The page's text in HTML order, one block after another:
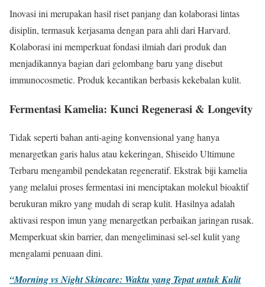
Inovasi ini merupakan hasil riset panjang dan kolaborasi lintas
disiplin, termasuk kerjasama dengan para ahli dari Harvard.
Kolaborasi ini memperkuat fondasi ilmiah dari produk dan
menjadikannya bagian dari gelombang baru yang disebut
immunocosmetic. Produk kecantikan berbasis kekebalan kulit.
Fermentasi Kamelia: Kunci Regenerasi & Longevity
Tidak seperti bahan anti-aging konvensional yang hanya
menargetkan garis halus atau kekeringan, Shiseido Ultimune
Terbaru mengambil pendekatan regeneratif. Ekstrak biji kamelia
yang melalui proses fermentasi ini menciptakan molekul bioaktif
berukuran mikro yang mudah di serap kulit. Hasilnya adalah
aktivasi respon imun yang menargetkan perbaikan jaringan rusak.
Memperkuat skin barrier, dan mengeliminasi sel-sel kulit yang
mengalami penuaan dini.
“Morning vs Night Skincare: Waktu yang Tepat untuk Kulit